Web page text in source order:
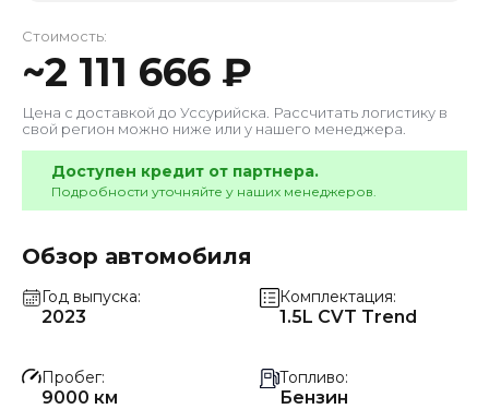
Стоимость:
~2 111 666 ₽
Цена с доставкой до Уссурийска . Рассчитать логистику в
свой регион можно ниже или у нашего менеджера.
Доступен кредит от партнера.
Подробности уточняйте у наших менеджеров.
Обзор автомобиля
Год выпуска
2023
Комплектация
1.5L CVT Trend
Пробег
9000 км
Топливо
Бензин